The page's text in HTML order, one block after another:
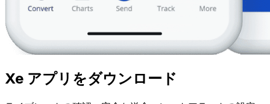
Xe アプリをダウンロード